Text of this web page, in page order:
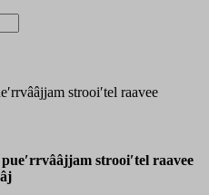
strooiʹtel raavee
strooiʹtel raavee